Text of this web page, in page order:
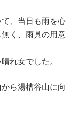
、当日も雨を心
く、雨具の用意
れ女でした。
ら湯槽谷山に向